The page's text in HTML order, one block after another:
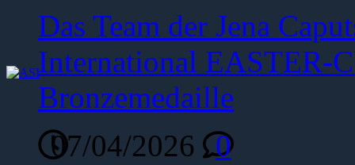
Das Team der Jena
International EASTER-
Bronzemedaille
07/04/2026
0